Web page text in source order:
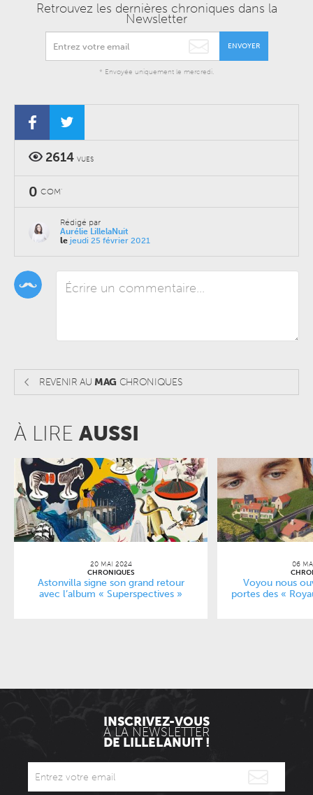
Retrouvez les dernières chroniques dans la
Newsletter
ENVOYER
* Envoyée uniquement le mercredi.
2614 VUES
0 COM'
Rédigé par
Aurélie LillelaNuit
le jeudi 25 février 2021
REVENIR AU MAG CHRONIQUES
À LIRE AUSSI
20 MAI 2024
CHRONIQUES
Astonvilla signe son grand retour
avec l’album « Superspectives »
06
Voyou nous
portes des «
INSCRIVEZ-VOUS
À LA NEWSLETTER
DE LILLELANUIT !